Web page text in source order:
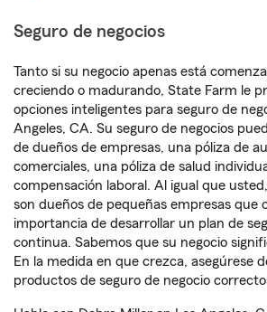
Seguro de negocios
Tanto si su negocio apenas está
creciendo o madurando, State Farm le
opciones inteligentes para seguro de
Angeles, CA. Su seguro de negocios
de dueños de empresas, una póliza de
comerciales, una póliza de salud
compensación laboral. Al igual que
son dueños de pequeñas empresas que
importancia de desarrollar un plan de
continua. Sabemos que su negocio
En la medida en que crezca, asegúrese
productos de seguro de negocio